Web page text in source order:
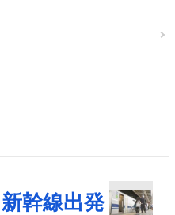
幹線出発